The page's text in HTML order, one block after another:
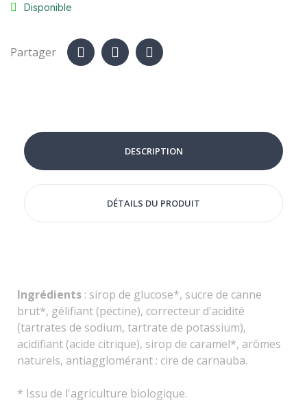
Disponible
Partager
DESCRIPTION
DÉTAILS DU PRODUIT
Ingrédients : sirop de glucose*, sucre de canne
brut*, gélifiant (pectine), correcteur d'acidité
(tartrates de sodium, tartrate de potassium),
acidifiant (acide citrique), sirop de caramel*, arômes
naturels, antiagglomérant : cire de carnauba.
* Issu de l'agriculture biologique.